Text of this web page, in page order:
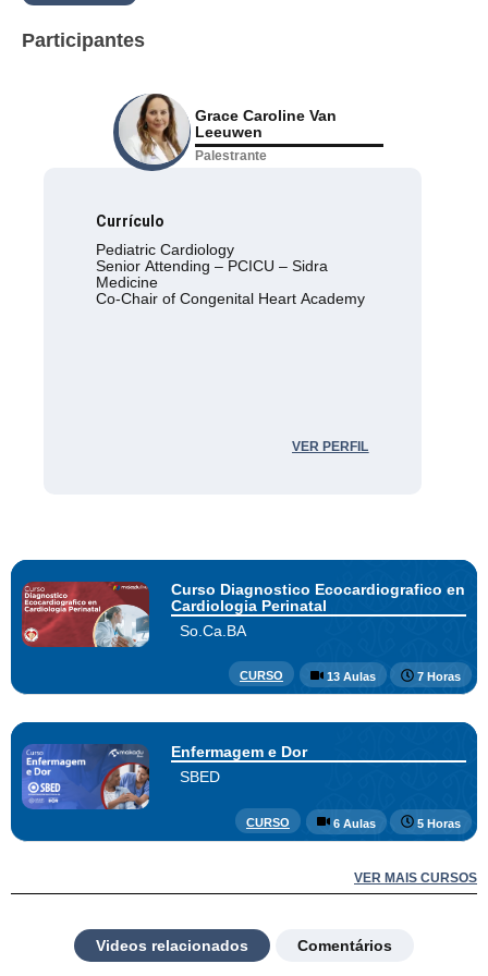
Participantes
Grace Caroline Van
Leeuwen
Palestrante
Currículo
Pediatric Cardiology
Senior Attending – PCICU – Sidra
Medicine
Co-Chair of Congenital Heart Academy
VER PERFIL
Curso Diagnostico Ecocardiografico en
Cardiologia Perinatal
So.Ca.BA
CURSO 13 Aulas 7 Horas
Enfermagem e Dor
SBED
CURSO 6 Aulas 5 Horas
VER MAIS CURSOS
Videos relacionados Comentários